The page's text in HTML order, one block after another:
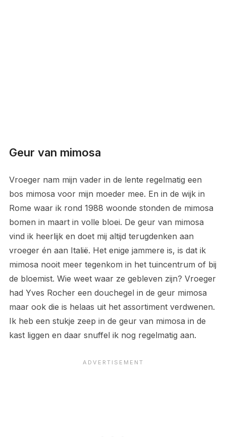
Geur van mimosa
Vroeger nam mijn vader in de lente regelmatig een
bos mimosa voor mijn moeder mee. En in de wijk in
Rome waar ik rond 1988 woonde stonden de mimosa
bomen in maart in volle bloei. De geur van mimosa
vind ik heerlijk en doet mij altijd terugdenken aan
vroeger én aan Italië. Het enige jammere is, is dat ik
mimosa nooit meer tegenkom in het tuincentrum of bij
de bloemist. Wie weet waar ze gebleven zijn? Vroeger
had Yves Rocher een douchegel in de geur mimosa
maar ook die is helaas uit het assortiment verdwenen.
Ik heb een stukje zeep in de geur van mimosa in de
kast liggen en daar snuffel ik nog regelmatig aan.